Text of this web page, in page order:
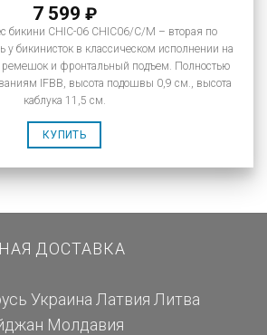
7 599 ₽
бикини CHIC-06 CHIC06/C/M – вторая по
у бикинисток в классическом исполнении на
и фронтальный подъем. Полностью
IFBB, высота подошвы 0,9 см., высота
каблука 11,5 см.
КУПИТЬ
ДОСТАВКА
Украина Латвия Литва
Молдавия